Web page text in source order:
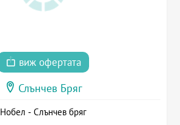
виж офертата
Слънчев Бряг
Нобел - Слънчев бряг